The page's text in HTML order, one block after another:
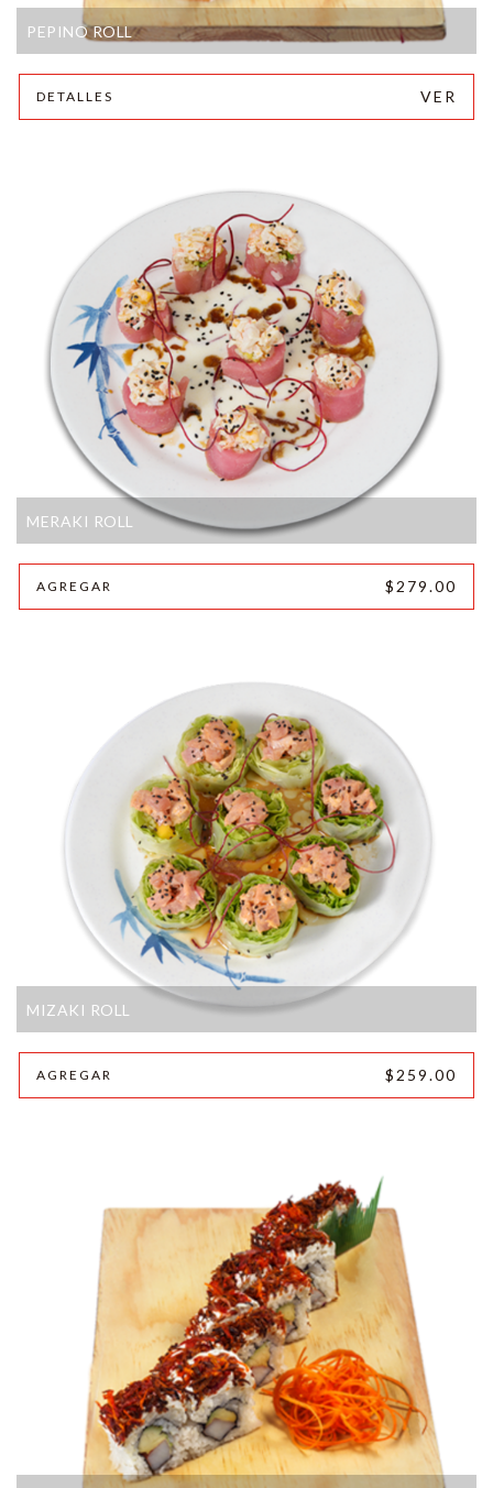
PEPINO ROLL
DETALLES VER
MERAKI ROLL
AGREGAR $279.00
MIZAKI ROLL
AGREGAR $259.00